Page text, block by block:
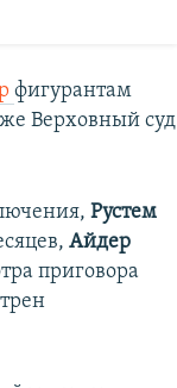
фигурантам
Верховный суд
Рустем
Айдер
приговора